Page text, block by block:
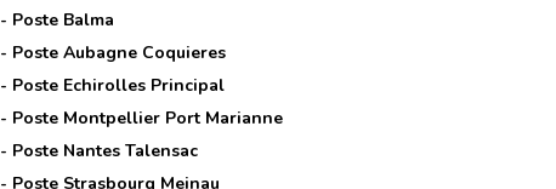
- Poste Balma
- PosteAubagne Coquieres
- Poste Echirolles Principal
- Poste Montpellier Port Marianne
- Poste Nantes Talensac
- Poste Strasbourg Meinau